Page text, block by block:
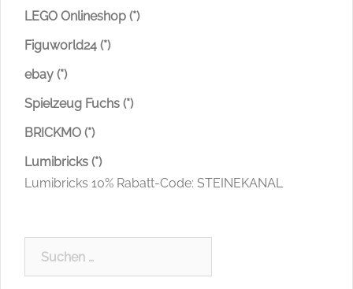
LEGO Onlineshop (*)
Figuworld24 (*)
ebay (*)
Spielzeug Fuchs (*)
BRICKMO (*)
Lumibricks (*)
Lumibricks 10% Rabatt-Code: STEINEKANAL